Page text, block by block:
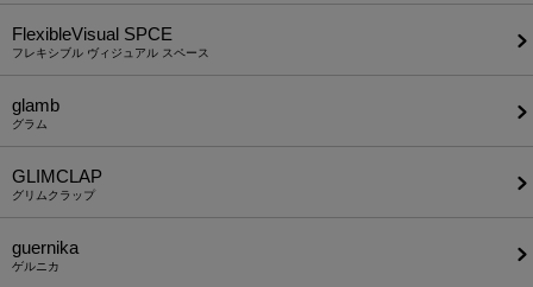
FlexibleVisual SPCE
フレキシブル ヴィジュアル スペース
glamb
グラム
GLIMCLAP
グリムクラップ
guernika
ゲルニカ